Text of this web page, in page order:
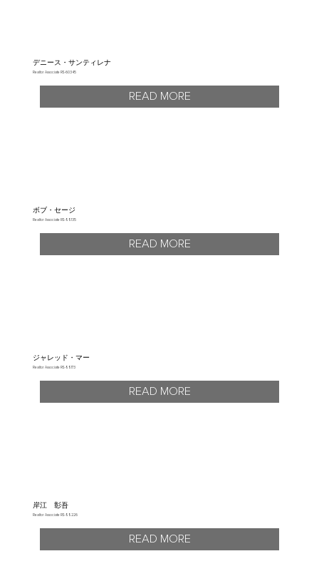
デニース・サンティレナ
Realtor Associate RS-60345
READ MORE
ボブ・セージ
Realtor Associate RS-88135
READ MORE
ジャレッド・マー
Realtor Associate RS-88173
READ MORE
岸江 彰吾
Realtor Associate RS-88226
READ MORE